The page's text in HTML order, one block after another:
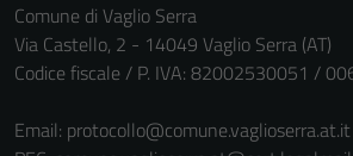
Comune di Vaglio Serra
Via Castello, 2 - 14049 Vaglio Serra (AT)
Codice fiscale / P. IVA: 82002530051 /
Email: protocollo@comune.vaglioserra.at.it
sono